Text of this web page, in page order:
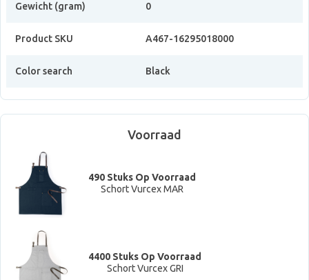
Gewicht (gram) 0
Product SKU A467-16295018000
Color search Black
Voorraad
490 Stuks Op Voorraad
Schort Vurcex MAR
4400 Stuks Op Voorraad
Schort Vurcex GRI